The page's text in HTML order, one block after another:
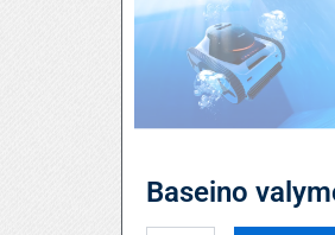
Baseino